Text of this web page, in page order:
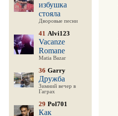
избушка
стояла
Дворовые песни
41 Alvi123
Vacanze
Romane
Matia Bazar
36 Garry
Дружба
Зимний вечер в
Гаграх
29 Pol701
Как